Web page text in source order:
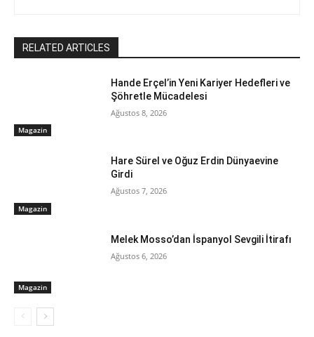
RELATED ARTICLES
Magazin
Hande Erçel’in Yeni Kariyer Hedefleri ve
Şöhretle Mücadelesi
Ağustos 8, 2026
Magazin
Hare Sürel ve Oğuz Erdin Dünyaevine
Girdi
Ağustos 7, 2026
Magazin
Melek Mosso’dan İspanyol Sevgili İtirafı
Ağustos 6, 2026